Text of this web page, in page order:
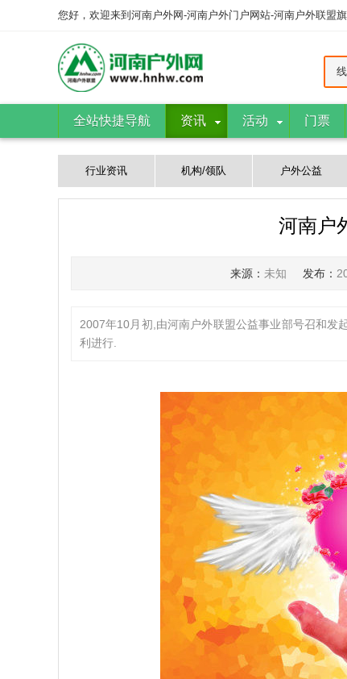
您好，欢迎来到河南户外网-河南户外门户网站-河南户外联盟
全站快捷导航 资讯 活动 门票
行业资讯 机构/领队 户外公益
河南户
来源： 未知 发布：
2007年10月初,由河南户外联盟公益事业部号召和发
利进行.